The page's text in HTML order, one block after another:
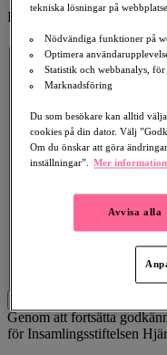
Dina uppgifter
Till minne av
Namn
Dödsdag
Datum för begravning
Text till
Genom att fortsätta
för Insamlingsstiftelsen
tekniska lösningar på
Nödvändiga funktioner på
Optimera
Statistik och webbanalys,
Marknadsföring
Du som besökare kan alltid
cookies på din dator. Välj
Om du önskar att göra
inställningar”. Mer
Avvisa alla